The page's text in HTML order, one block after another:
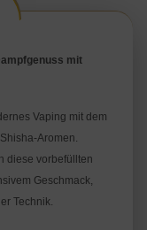
mit
Vaping mit dem
Aromen.
diese vorbefüllten
Geschmack,
Technik.